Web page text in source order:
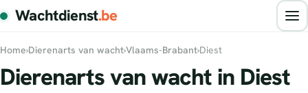
Wachtdienst.be
Home›Dierenarts van wacht›Vlaams-Brabant›Diest
Dierenarts van wacht in Diest